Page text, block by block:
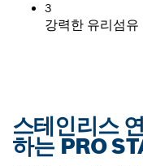
3
강력한 유리섬
스테인리스
하는 PRO